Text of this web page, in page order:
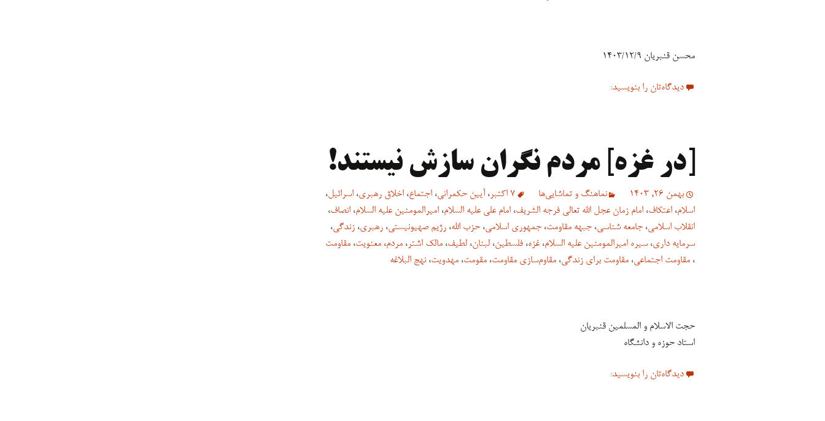
محسن قنبریان ۱۴۰۳/۱۲/۹
دیدگاه‌تان را بنویسید:
[در غزه] مردم نگران سازش نیستند!
بهمن 26, 1403 نماهنگ و تماشایی‌ها 7 اکتبر ، آیین حکمرانی، اجتماع، اخلاق رهبری، اسرائیل،
اسلام، اعتکاف، امام زمان عجل الله تعالی فرجه الشریف، امام علی علیه السلام، امیرالمومنین علیه السلام، انصاف،
انقلاب اسلامی، جامعه شناسی، جبهه مقاومت، جمهوری اسلامی، حزب الله، رژیم صهیونیستی، رهبری، زندگی،
سرمایه داری، سیره امیرالمومنین علیه السلام، غزه، فلسطین، لبنان، لطیف، مالک اشتر ، مردم، معنویت، مقاومت
، مقاومت اجتماعی، مقاومت برای زندگی، مقاوم‌سازی مقاومت، مقومت، مهدویت، نهج البلاغه
حجت الاسلام و المسلمین قنبریان
استاد حوزه و دانشگاه
دیدگاه‌تان را بنویسید: